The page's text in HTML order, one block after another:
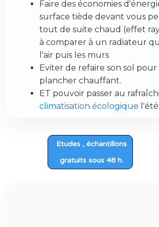
Faire des économies
surface tiède devant vous
tout de suite chaud (effet
à comparer à un radiateur
l'air puis les murs
Eviter de refaire son sol
plancher chauffant.
ET pouvoir passer au
climatisation écologique l'été
Etudes , échantillons
gratuits sous 48 h.